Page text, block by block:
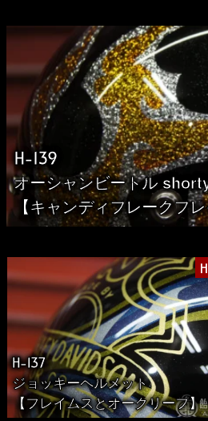
り
H-139
オーシャンビートル
【キャンディフレークフレ
H-137
ジョッキーヘルメット
【フレイムスとオークリーフ】